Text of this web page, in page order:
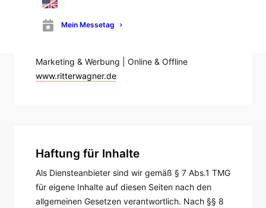
Mein Messetag
Webdevelopment
Marketing & Werbung | Online & Offline
www.ritterwagner.de
Haftung für Inhalte
Als Diensteanbieter sind wir gemäß § 7 Abs.1 TMG
für eigene Inhalte auf diesen Seiten nach den
allgemeinen Gesetzen verantwortlich. Nach §§ 8